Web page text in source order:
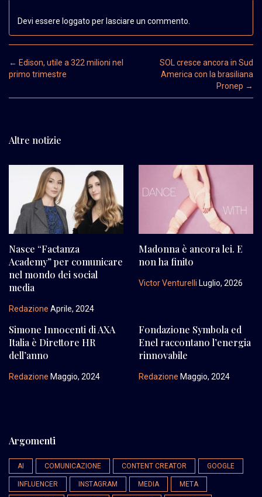
Devi essere loggato per lasciare un commento.
Post navigation
← Edison, utile a 322 milioni nel
primo trimestre
SOL cresce ancora in Sud
America con la brasiliana
Pronep →
Altre notizie
Nasce “Factanza
Academy” per comunicare
nel mondo dei social
media
Redazione Aprile, 2024
Madonna è ancora lei. E
non ha finito
Victor Venturelli Luglio, 2026
Simone Innocenti di AXA
Italia è Direttore HR
dell’anno
Redazione Maggio, 2024
Fondazione Symbola ed
Enel raccontano l’energia
rinnovabile
Redazione Maggio, 2024
Argomenti
AI COMUNICAZIONE CONTENT CREATOR GOOGLE
INFLUENCER INSTAGRAM MEDIA META